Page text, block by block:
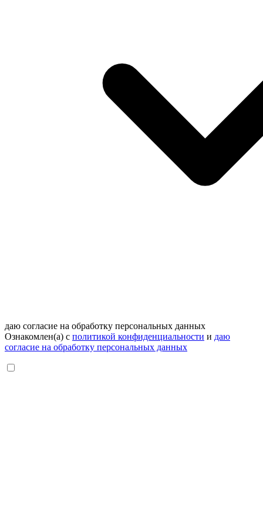
даю согласие на обработку персональных данных
Ознакомлен(а) с политикой конфиденциальности и даю
согласие на обработку персональных данных